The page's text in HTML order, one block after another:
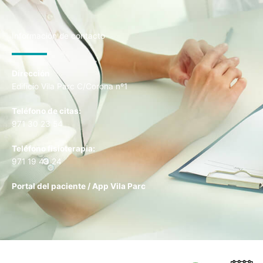
Información de contacto
Dirección
Edificio Vila Parc C/Corona nº1
Teléfono de citas:
971 30 23 54
Teléfono fisioterapia:
971 19 43 24
Portal del paciente/App Vila Parc